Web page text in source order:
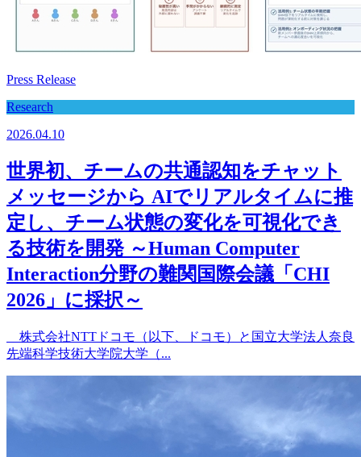
Press Release
Research
2026.04.10
世界初、チームの共通認知をチャット
メッセージから AIでリアルタイムに推
定し、チーム状態の変化を可視化でき
る技術を開発 ～Human Computer
Interaction分野の難関国際会議「CHI
2026」に採択～
株式会社NTTドコモ（以下、ドコモ）と国立大学法人奈良
先端科学技術大学院大学（...